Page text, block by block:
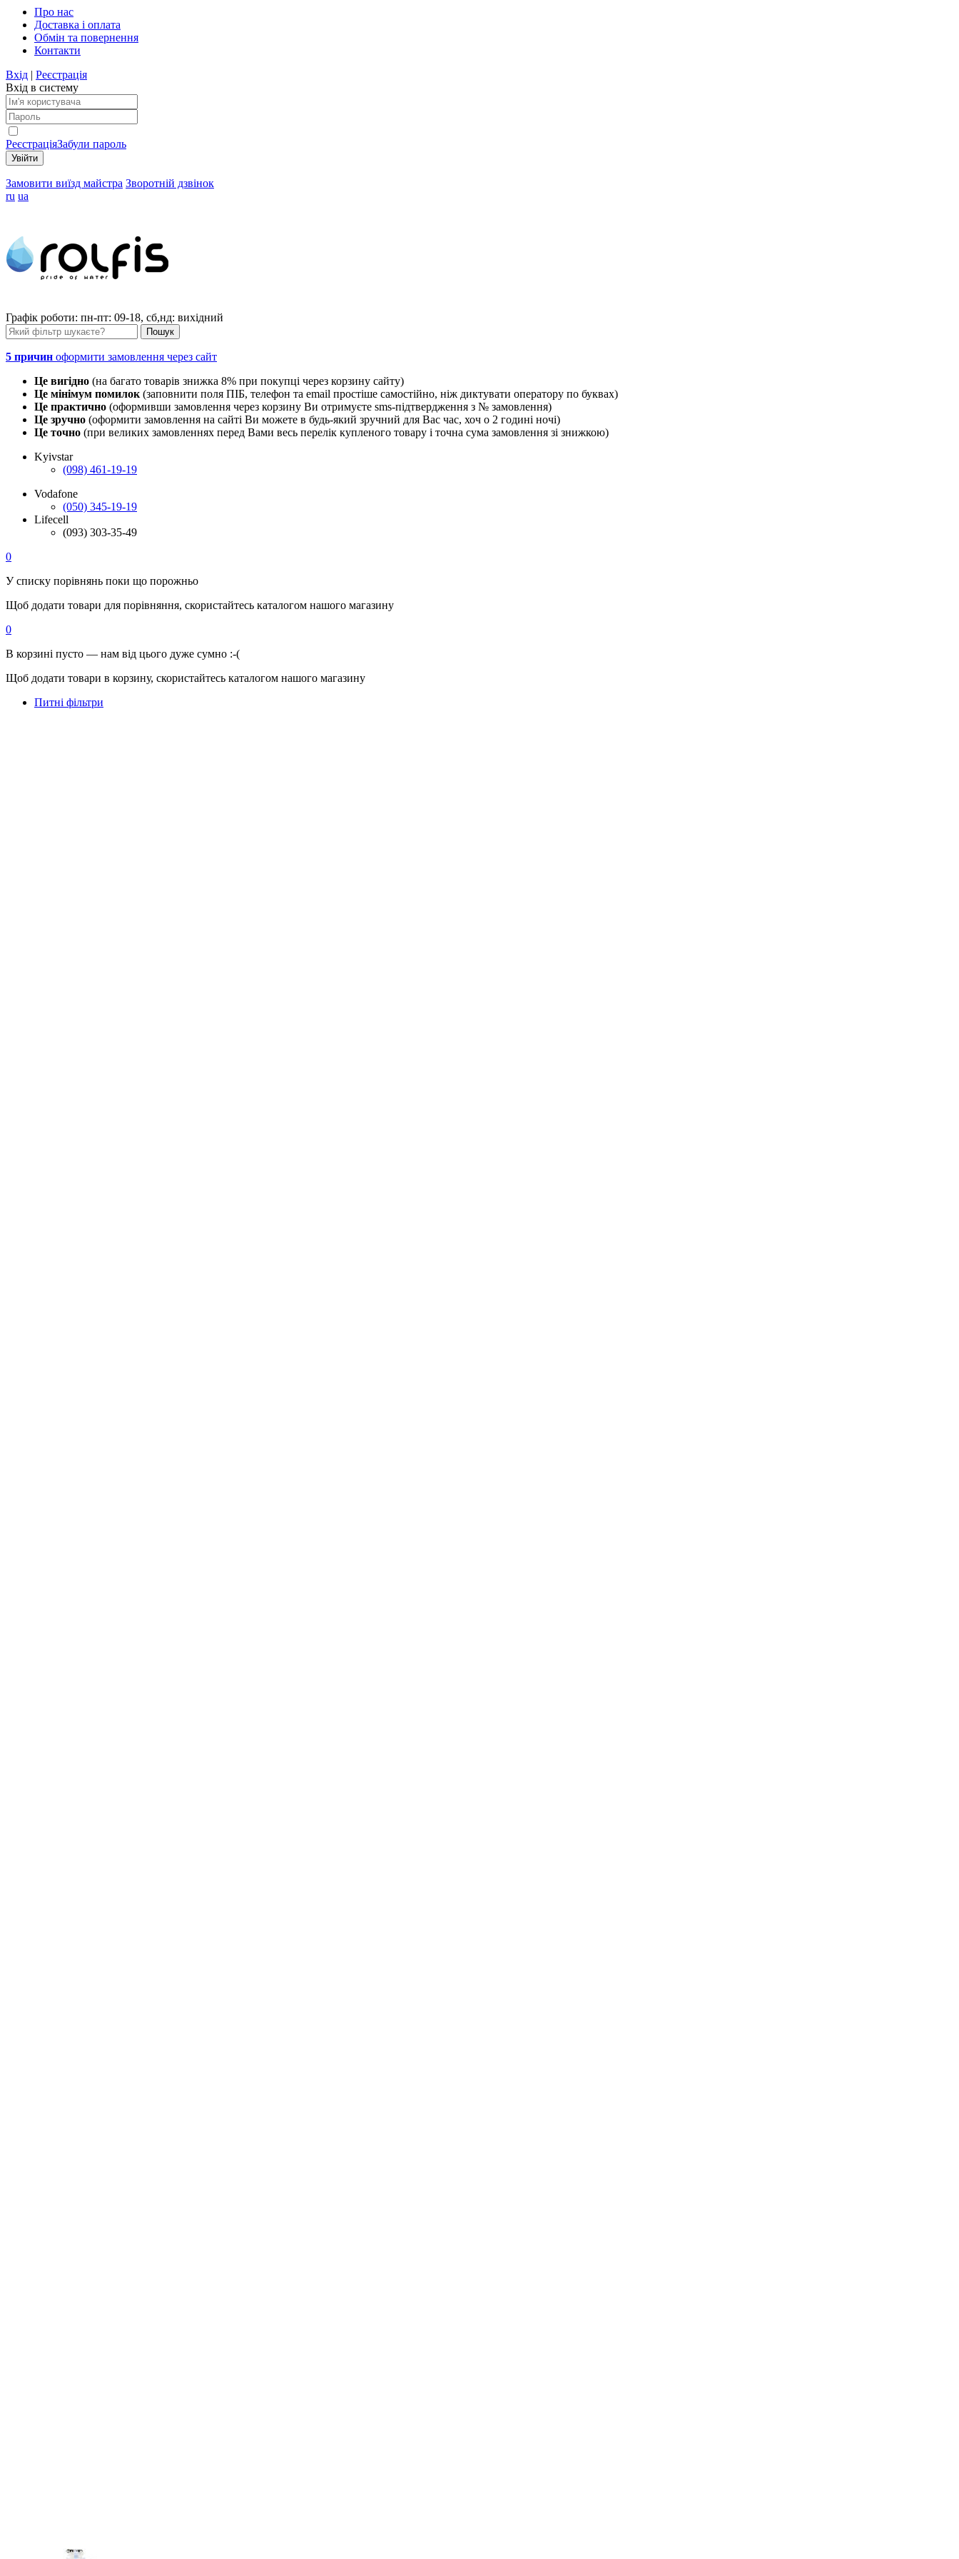
Про нас
Доставка і оплата
Обмін та повернення
Контакти
Вхід | Реєстрація
Вхід в систему
РеєстраціяЗабули пароль
Замовити виїзд майстра Зворотній дзвінок
ru ua
Графік роботи: пн-пт: 09-18, сб,нд: вихідний
5 причин оформити замовлення через сайт
Це вигідно (на багато товарів знижка 8% при покупці через корзину сайту)
Це мінімум помилок (заповнити поля ПІБ, телефон та email простіше самостійно, ніж диктувати оператору по буквах)
Це практично (оформивши замовлення через корзину Ви отримуєте sms-підтвердження з № замовлення)
Це зручно (оформити замовлення на сайті Ви можете в будь-який зручний для Вас час, хоч о 2 годині ночі)
Це точно (при великих замовленнях перед Вами весь перелік купленого товару і точна сума замовлення зі знижкою)
Kyivstar
(098) 461-19-19
Vodafone
(050) 345-19-19
Lifecell
(093) 303-35-49
0
У списку порівнянь поки що порожньо
Щоб додати товари для порівняння, скористайтесь каталогом нашого магазину
0
В корзині пусто — нам від цього дуже сумно :-(
Щоб додати товари в корзину, скористайтесь каталогом нашого магазину
Питні фільтри